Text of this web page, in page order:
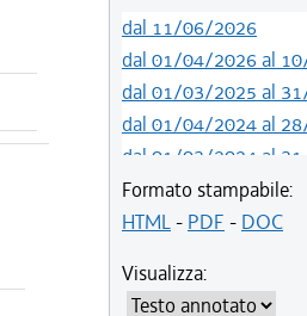
dal 11/06/2026
dal 01/04/2026 al
dal 01/03/2025 al
dal 01/04/2024 al
dal 01/03/2024 al
dal 01/01/2024 al
dal 03/09/2023 al
dal 07/03/2023 al
Formato stampabile:
HTML- PDF - DOC
Visualizza: